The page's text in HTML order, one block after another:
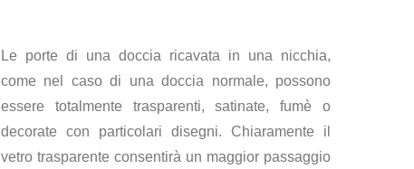
Le porte di una doccia ricavata in una nicchia,
come nel caso di una doccia normale, possono
essere totalmente trasparenti, satinate, fumè o
decorate con particolari disegni. Chiaramente il
vetro trasparente consentirà un maggior passaggio